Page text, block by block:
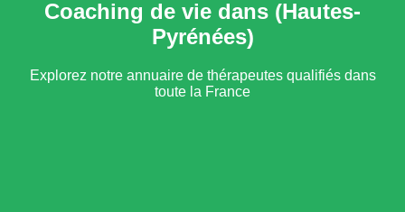
Coaching de vie dans (Hautes-
Pyrénées)
Explorez notre annuaire de thérapeutes qualifiés dans
toute la France